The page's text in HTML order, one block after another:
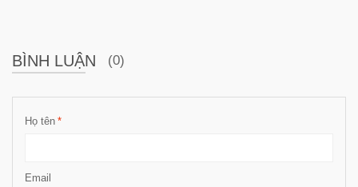
BÌNH LUẬN (0)
*
Họ tên
Email